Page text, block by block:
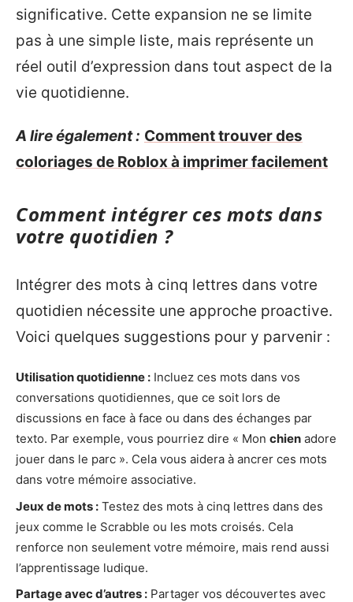
significative. Cette expansion ne se limite
pas à une simple liste, mais représente un
réel outil d’expression dans tout aspect de la
vie quotidienne.
A lire également : Comment trouver des
coloriages de Roblox à imprimer facilement
Comment intégrer ces mots dans
votre quotidien ?
Intégrer des mots à cinq lettres dans votre
quotidien nécessite une approche proactive.
Voici quelques suggestions pour y parvenir :
Utilisation quotidienne : Incluez ces mots dans vos
conversations quotidiennes, que ce soit lors de
discussions en face à face ou dans des échanges par
texto. Par exemple, vous pourriez dire « Mon chien adore
jouer dans le parc ». Cela vous aidera à ancrer ces mots
dans votre mémoire associative.
Jeux de mots : Testez des mots à cinq lettres dans des
jeux comme le Scrabble ou les mots croisés. Cela
renforce non seulement votre mémoire, mais rend aussi
l’apprentissage ludique.
Partage avec d’autres : Partager vos découvertes avec